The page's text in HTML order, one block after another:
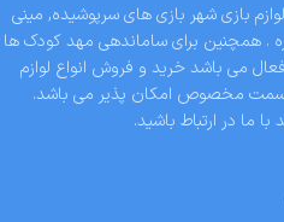
بازی شهر بازی های سرپوشیده, مینی
. همچنین برای ساماندهی مهد کودک ها
می باشد خرید و فروش انواع لوازم
مخصوص امکان پذیر می باشد.
ما در ارتباط باشید.